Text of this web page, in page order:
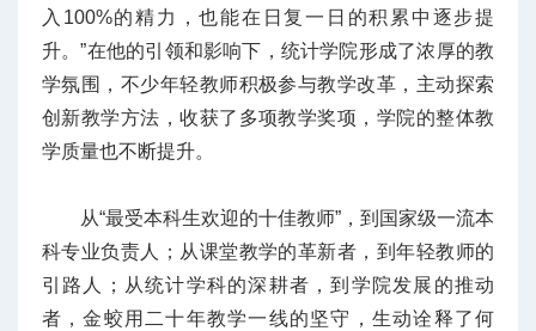
入100%的精力，也能在日复一日的积累中逐步提
升。”在他的引领和影响下，统计学院形成了浓厚的教
学氛围，不少年轻教师积极参与教学改革，主动探索
创新教学方法，收获了多项教学奖项，学院的整体教
学质量也不断提升。
从“最受本科生欢迎的十佳教师”，到国家级一流本
科专业负责人；从课堂教学的革新者，到年轻教师的
引路人；从统计学科的深耕者，到学院发展的推动
者，金蛟用二十年教学一线的坚守，生动诠释了何